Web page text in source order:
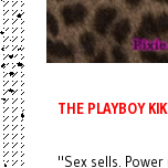
THE PLAYBOY
"Sex sells. Power